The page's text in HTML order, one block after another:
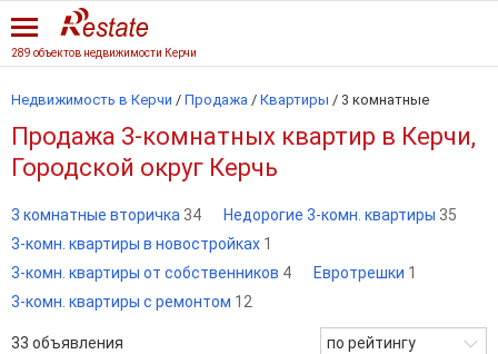
289 объектов недвижимости Керчи
Недвижимость в Керчи / Продажа / Квартиры / 3 комнатные
Продажа 3-комнатных квартир в Керчи,
Городской округ Керчь
3 комнатные вторичка 34 Недорогие 3-комн. квартиры 35
3-комн. квартиры в новостройках 1
3-комн. квартиры от собственников 4 Евротрешки 1
3-комн. квартиры с ремонтом 12
33 объявления по рейтингу